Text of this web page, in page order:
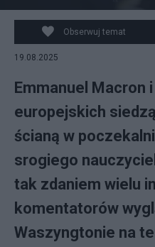
Obserwuj temat
19.08.2025
Emmanuel Macron
europejskich
ścianą w
srogiego
tak zdaniem wielu
komentatorów
Waszyngtonie na